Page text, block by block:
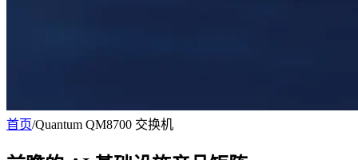
首页/Quantum QM8700 交换机